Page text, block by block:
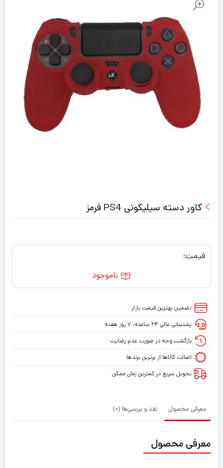
کاور دسته سیلیکونی PS4 قرمز
قیمت:
ناموجود
تضمین بهترین قیمت بازار
پشتیبانی عالی ۲۴ ساعته، ۷ روز هفته
بازگشت وجه در صورت عدم رضایت
اصالت کالاها از برترین برندها
تحویل سریع در کمترین زمان ممکن
معرفی محصول نقد و بررسی‌ها (0)
معرفی محصول